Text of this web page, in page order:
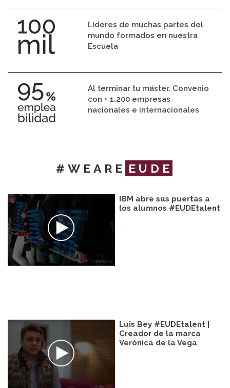
Líderes de muchas partes del
mundo formados en nuestra
Escuela
Al terminar tu máster. Convenio
con + 1.200 empresas
nacionales e internacionales
#WEARE EUDE
IBM abre sus puertas a
los alumnos #EUDEtalent
Luis Bey #EUDEtalent |
Creador de la marca
Verónica de la Vega